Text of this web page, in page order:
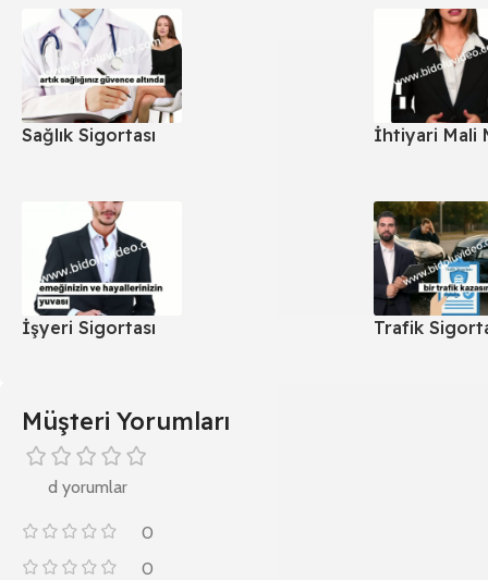
Sağlık Sigortası İhtiyari Mali
İşyeri Sigortası Trafik
Müşteri Yorumları
d yorumlar
0
0